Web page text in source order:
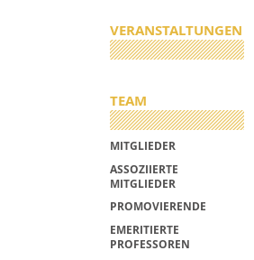
VERANSTALTUNGEN
TEAM
MITGLIEDER
ASSOZIIERTE
MITGLIEDER
PROMOVIERENDE
EMERITIERTE
PROFESSOREN